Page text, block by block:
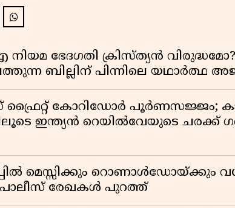
ഭേദഗതി ക്രിസ്ത്യൻ വിരുദ്ധമോ?
ബില്ലിന് പിന്നിലെ യഥാർത്ഥ
ഫ്രൈറ്റ് കോറിഡോർ പൂർണസജ്ജം;
ഇന്ത്യൻ റെയിൽവേയുടെ ചരക്ക്
മെസ്സിക്കും റൊണാൾഡോയ്ക്കും
പോലീസ് രേഖകൾ പുറത്ത്